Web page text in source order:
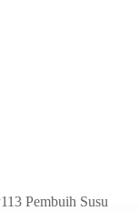
Pembuih Susu